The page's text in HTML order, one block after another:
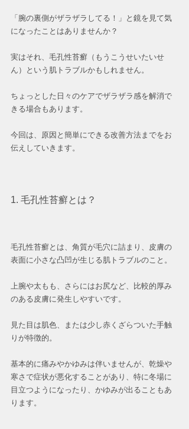
「腕の裏側がザラザラしてる！」と鏡を見て気
になったことはありませんか？
実はそれ、毛孔性苔癬（もうこうせいたいせ
ん）という肌トラブルかもしれません。
ちょっとした日々のケアでザラザラ感を解消で
きる場合もあります。
今回は、原因と簡単にできる改善方法までをお
伝えしていきます。
1. 毛孔性苔癬とは？
毛孔性苔癬とは、角質が毛穴に詰まり、皮膚の
表面に小さな凸凹が生じる肌トラブルのこと。
上腕や太もも、さらにはお尻など、比較的厚み
のある皮膚に発生しやすいです。
見た目は肌色、または少し赤くざらついた手触
りが特徴的。
基本的に痛みやかゆみは伴いませんが、乾燥や
寒さで症状が悪化することがあり、特に冬場に
目立つようになったり、かゆみが出ることもあ
ります。